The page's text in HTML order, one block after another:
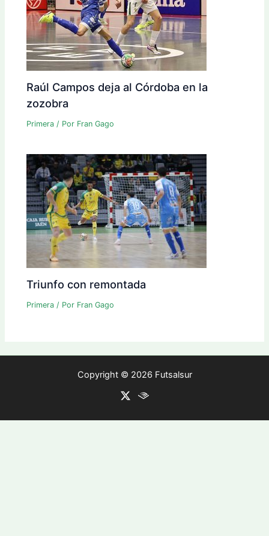
Raúl Campos deja al Córdoba en la
zozobra
Primera / Por Fran Gago
Triunfo con remontada
Primera / Por Fran Gago
Copyright © 2026 Futsalsur